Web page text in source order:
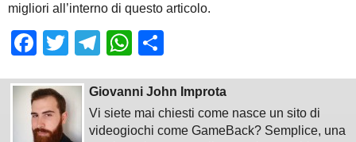
migliori all’interno di questo articolo.
Facebook
TwitterTelegram
WhatsApp
Giovanni John Improta
Vi siete mai chiesti come nasce un sito di
videogiochi come GameBack? Semplice, una